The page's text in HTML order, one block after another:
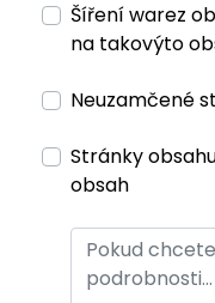
Šíření warez
na takovýto
Neuzamčené
Stránky
obsah